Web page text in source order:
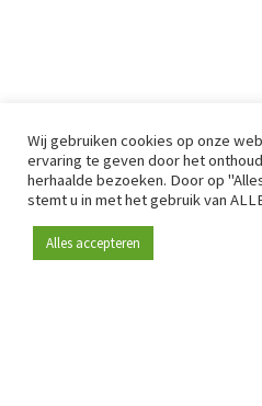
Wij gebruiken cookies op onze
ervaring te geven door het
herhaalde bezoeken. Door op
stemt u in met het gebruik van
Alles accepteren